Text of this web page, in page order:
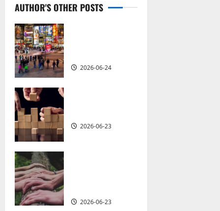
v
i
g
a
t
i
o
n
AUTHOR'S OTHER POSTS
2026-06-24
2026-06-23
2026-06-23